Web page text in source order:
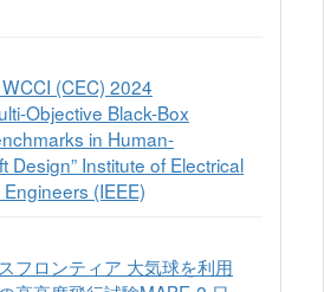
(CEC) 2024
Objective Black-Box
in Human-
Design” Institute of Electrical
(IEEE)
フロンティア 大気球を利用